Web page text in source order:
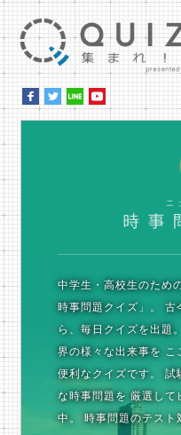
中学生・高校生のため
時事問題クイズ」。
古
ら、毎日クイズを出題。
界の様々な出来事を
便利なクイズです。
試
な時事問題を 厳選して
中。
時事問題のテスト